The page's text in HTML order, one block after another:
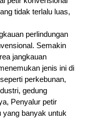
tidak terlalu luas,
perlindungan
Semakin
jangkauan
jenis ini di
perkebunan,
gedung
Penyalur petir
yang banyak untuk